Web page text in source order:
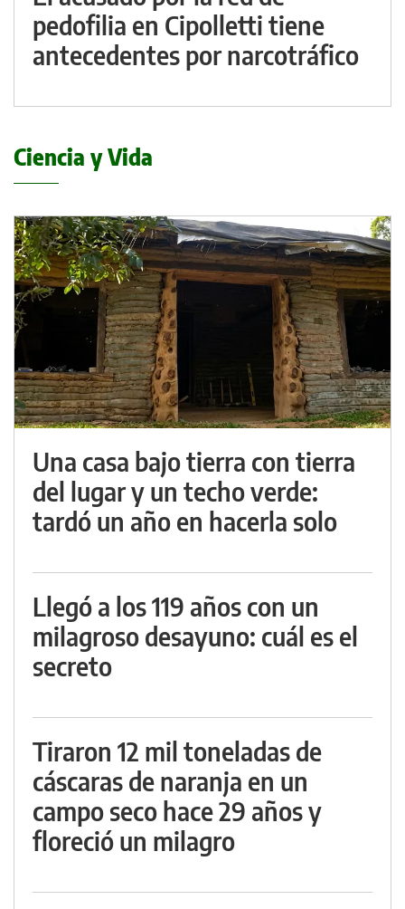
pedofilia en Cipolletti tiene
antecedentes por narcotráfico
Ciencia y Vida
Una casa bajo tierra con tierra
del lugar y un techo verde:
tardó un año en hacerla solo
Llegó a los 119 años con un
milagroso desayuno: cuál es el
secreto
Tiraron 12 mil toneladas de
cáscaras de naranja en un
campo seco hace 29 años y
floreció un milagro